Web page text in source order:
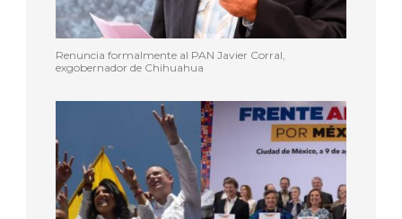
Renuncia formalmente al PAN Javier Corral,
exgobernador de Chihuahua